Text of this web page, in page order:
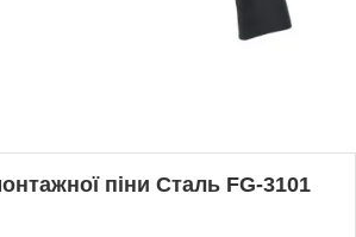
піни Сталь FG-3101